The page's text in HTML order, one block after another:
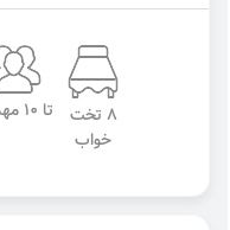
8 تخت
خواب
تا 10 مهمان